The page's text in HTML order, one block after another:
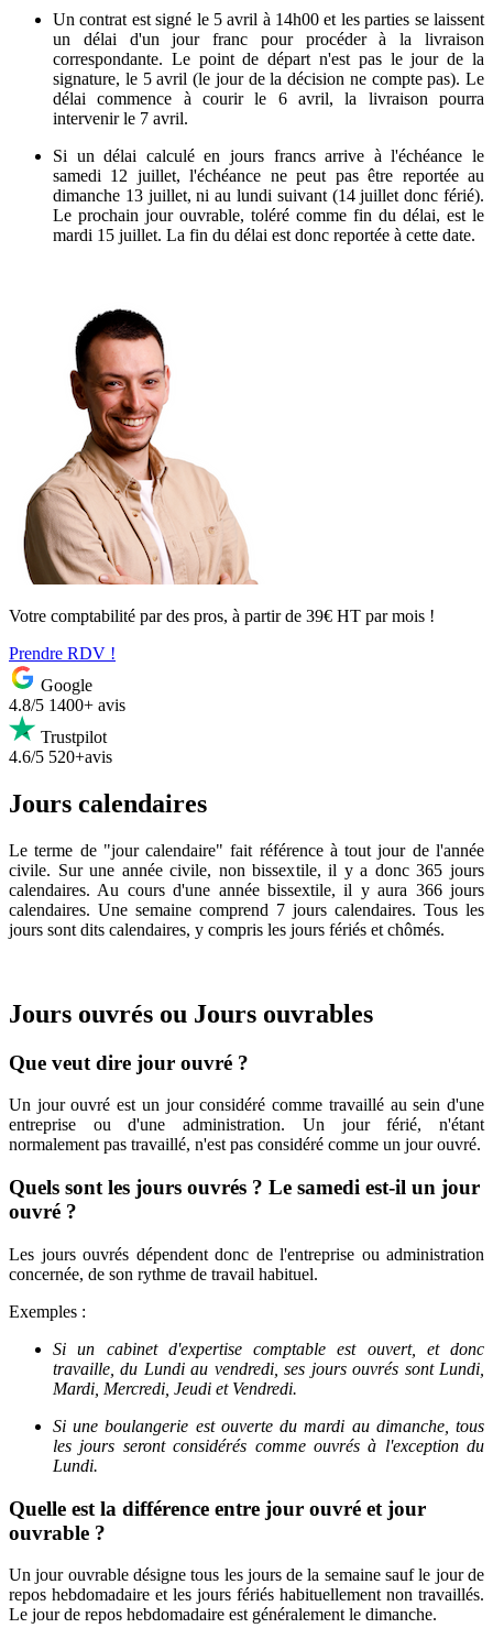
Un contrat est signé le 5 avril à 14h00 et les parties se laissent
un délai d'un jour franc pour procéder à la livraison
correspondante. Le point de départ n'est pas le jour de la
signature, le 5 avril (le jour de la décision ne compte pas). Le
délai commence à courir le 6 avril, la livraison pourra
intervenir le 7 avril.
Si un délai calculé en jours francs arrive à l'échéance le
samedi 12 juillet, l'échéance ne peut pas être reportée au
dimanche 13 juillet, ni au lundi suivant (14 juillet donc férié).
Le prochain jour ouvrable, toléré comme fin du délai, est le
mardi 15 juillet. La fin du délai est donc reportée à cette date.
Votre comptabilité par des pros, à partir de 39€ HT par mois !
Prendre RDV !
Google
4.8/5 1400+ avis
Trustpilot
4.6/5 520+avis
Jours calendaires
Le terme de "jour calendaire" fait référence à tout jour de l'année
civile. Sur une année civile, non bissextile, il y a donc 365 jours
calendaires. Au cours d'une année bissextile, il y aura 366 jours
calendaires. Une semaine comprend 7 jours calendaires. Tous les
jours sont dits calendaires, y compris les jours fériés et chômés.
Jours ouvrés ou Jours ouvrables
Que veut dire jour ouvré ?
Un jour ouvré est un jour considéré comme travaillé au sein d'une
entreprise ou d'une administration. Un jour férié, n'étant
normalement pas travaillé, n'est pas considéré comme un jour ouvré.
Quels sont les jours ouvrés ? Le samedi est-il un jour
ouvré ?
Les jours ouvrés dépendent donc de l'entreprise ou administration
concernée, de son rythme de travail habituel.
Exemples :
Si un cabinet d'expertise comptable est ouvert, et donc
travaille, du Lundi au vendredi, ses jours ouvrés sont Lundi,
Mardi, Mercredi, Jeudi et Vendredi.
Si une boulangerie est ouverte du mardi au dimanche, tous
les jours seront considérés comme ouvrés à l'exception du
Lundi.
Quelle est la différence entre jour ouvré et jour
ouvrable ?
Un jour ouvrable désigne tous les jours de la semaine sauf le jour de
repos hebdomadaire et les jours fériés habituellement non travaillés.
Le jour de repos hebdomadaire est généralement le dimanche.